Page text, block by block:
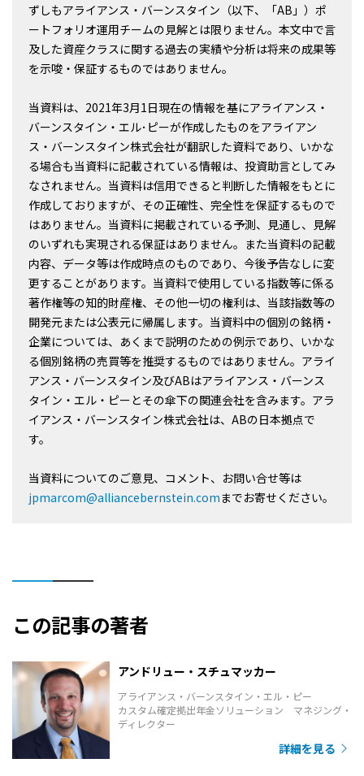
ずしもアライアンス・バーンスタイン（以下、「AB」）ポ
ートフォリオ運用チームの見解とは限りません。本文中で言
及した資産クラスに関する過去の実績や分析は将来の成果等
を示唆・保証するものではありません。
当資料は、2021年3月1日現在の情報を基にアライアンス・
バーンスタイン・エル･ピーが作成したものをアライアン
ス・バーンスタイン株式会社が翻訳した資料であり、いかな
る場合も当資料に記載されている情報は、投資助言としてみ
なされません。当資料は信用できると判断した情報をもとに
作成しておりますが、その正確性、完全性を保証するもので
はありません。当資料に掲載されている予測、見通し、見解
のいずれも実現される保証はありません。また当資料の記載
内容、データ等は作成時点のものであり、今後予告なしに変
更することがあります。当資料で使用している指数等に係る
著作権等の知的財産権、その他一切の権利は、当該指数等の
開発元または公表元に帰属します。当資料中の個別の銘柄・
企業については、あくまで説明のための例示であり、いかな
る個別銘柄の売買等を推奨するものではありません。アライ
アンス・バーンスタイン及びABはアライアンス・バーンス
タイン・エル・ピーとその傘下の関連会社を含みます。アラ
イアンス・バーンスタイン株式会社は、ABの日本拠点で
す。
当資料についてのご意見、コメント、お問い合せ等は
jpmarcom@alliancebernstein.comまでお寄せください。
この記事の著者
アンドリュー・スチュマッカー
アライアンス・バーンスタイン・エル・ピー
カスタム確定拠出年金ソリューション マネジング・
ディレクター
詳細を見る